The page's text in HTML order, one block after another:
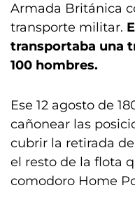
Armada Británica
transporte militar.
transportaba una
100 hombres.
Ese 12 agosto de
cañonear las
cubrir la retirada
el resto de la flota
comodoro Home